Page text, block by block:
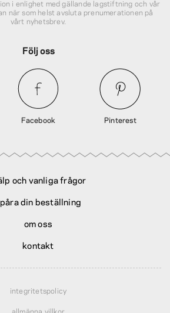
i enlighet med gällande lagstiftning och vår
när som helst avsluta prenumerationen på
vårt nyhetsbrev.
Följ oss
Facebook Pinterest
och vanliga frågor
din beställning
om oss
kontakt
integritetspolicy
allmänna villkor